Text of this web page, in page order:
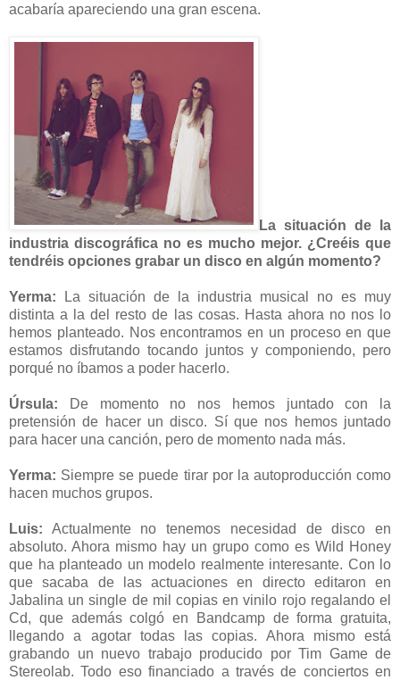
acabaría apareciendo una gran escena.
La situación de la
industria discográfica no es mucho mejor. ¿Creéis que
tendréis opciones grabar un disco en algún momento?
Yerma: La situación de la industria musical no es muy
distinta a la del resto de las cosas. Hasta ahora no nos lo
hemos planteado. Nos encontramos en un proceso en que
estamos disfrutando tocando juntos y componiendo, pero
porqué no íbamos a poder hacerlo.
Úrsula: De momento no nos hemos juntado con la
pretensión de hacer un disco. Sí que nos hemos juntado
para hacer una canción, pero de momento nada más.
Yerma: Siempre se puede tirar por la autoproducción como
hacen muchos grupos.
Luis: Actualmente no tenemos necesidad de disco en
absoluto. Ahora mismo hay un grupo como es Wild Honey
que ha planteado un modelo realmente interesante. Con lo
que sacaba de las actuaciones en directo editaron en
Jabalina un single de mil copias en vinilo rojo regalando el
Cd, que además colgó en Bandcamp de forma gratuita,
llegando a agotar todas las copias. Ahora mismo está
grabando un nuevo trabajo producido por Tim Game de
Stereolab. Todo eso financiado a través de conciertos en